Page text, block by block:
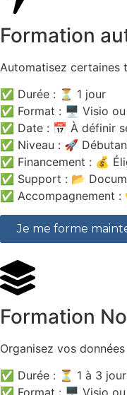
Formation
Automatisez certaines
✅ Durée : ⏳ 1 jour
✅ Format : 🖥️ Visio ou
✅ Date : 📅 À définir
✅ Niveau : 🚀
✅ Financement : 💰
✅ Support : 📂
✅ Accompagnement
Je me forme
Formation
Organisez vos
✅ Durée : ⏳ 1 à 3
✅ Format : 🖥️ Visio ou